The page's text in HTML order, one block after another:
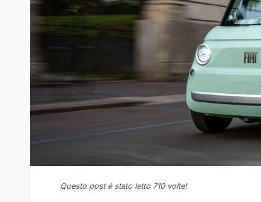
Questo post é stato letto 710 volte!